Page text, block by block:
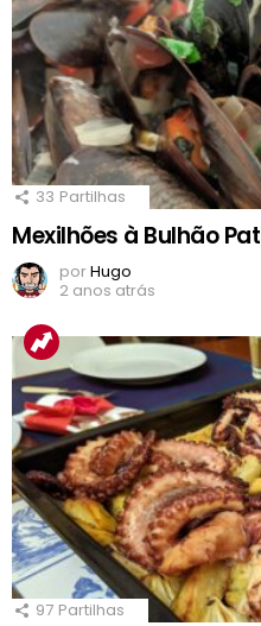
33 Partilhas
Mexilhões à Bulhão
porHugo
2 anos atrás
97 Partilhas